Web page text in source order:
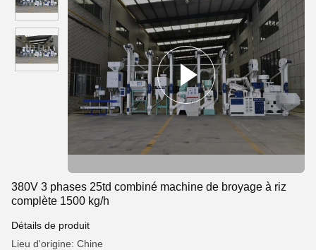
380V 3 phases 25td combiné machine de broyage à riz
complète 1500 kg/h
Détails de produit
Lieu d'origine: Chine